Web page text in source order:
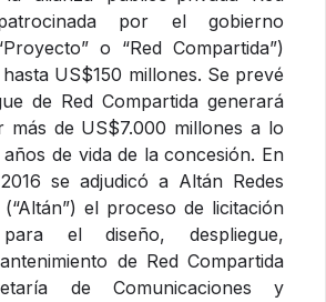
por el gobierno
o “Red Compartida”)
US$150 millones. Se prevé
de Red Compartida generará
más de US$7.000 millones a lo
de vida de la concesión. En
se adjudicó a Altán Redes
(“Altán”) el proceso de licitación
para el diseño, despliegue,
de Red Compartida
de Comunicaciones y